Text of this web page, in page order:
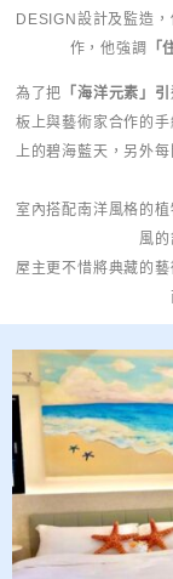
DESIGN設計及監造
作，他強調
「
為了把 「海洋元素」引
板上與藝術家合作的
上的碧海藍天，另外
室內搭配南洋風格的
風
屋主更不惜將典藏的